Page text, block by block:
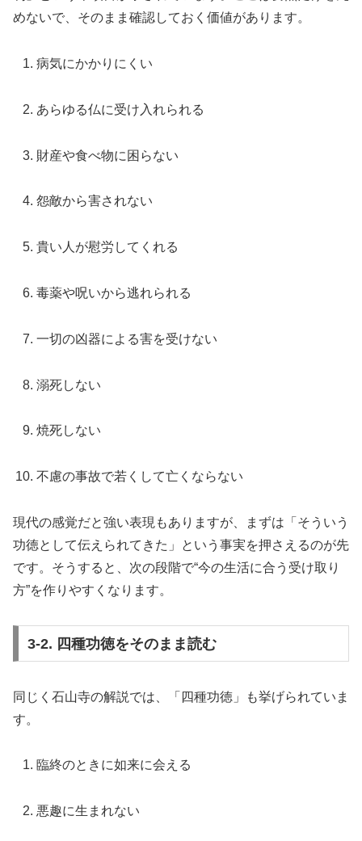
めないで、そのまま確認しておく価値があります。
病気にかかりにくい
あらゆる仏に受け入れられる
財産や食べ物に困らない
怨敵から害されない
貴い人が慰労してくれる
毒薬や呪いから逃れられる
一切の凶器による害を受けない
溺死しない
焼死しない
不慮の事故で若くして亡くならない
現代の感覚だと強い表現もありますが、まずは「そういう
功徳として伝えられてきた」という事実を押さえるのが先
です。そうすると、次の段階で“今の生活に合う受け取り
方”を作りやすくなります。
3-2. 四種功徳をそのまま読む
同じく石山寺の解説では、「四種功徳」も挙げられていま
す。
臨終のときに如来に会える
悪趣に生まれない